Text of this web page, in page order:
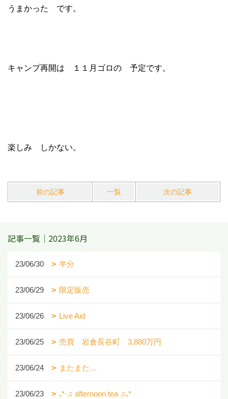
うまかった です。
キャンプ再開は １１月ゴロの 予定です。
楽しみ しかない。
前の記事 一覧 次の記事
記事一覧｜2023年6月
23/06/30 半分
23/06/29 限定販売
23/06/26 Live Aid
23/06/25 売買 岩倉長谷町 3,880万円
23/06/24 またまた…
23/06/23 ₊*·♫ afternoon tea ♫₊*